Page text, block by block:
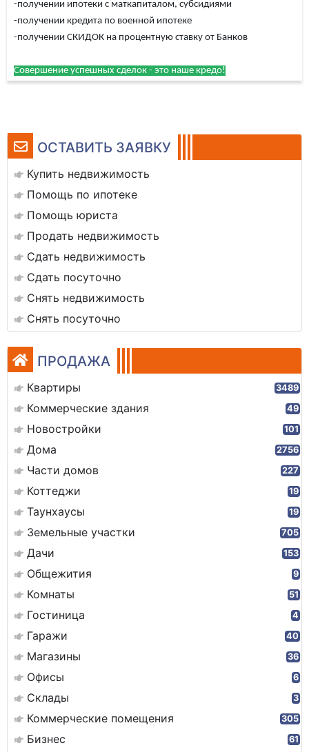
ОСТАВИТЬ ЗАЯВКУ
Купить недвижимость
Помощь по ипотеке
Помощь юриста
Продать недвижимость
Сдать недвижимость
Сдать посуточно
Снять недвижимость
Снять посуточно
ПРОДАЖА
Квартиры 3489
Коммерческие здания 49
Новостройки 101
Дома 2756
Части домов 227
Коттеджи 19
Таунхаусы 19
Земельные участки 705
Дачи 153
Общежития 9
Комнаты 51
Гостиница 4
Гаражи 40
Магазины 36
Офисы 6
Склады 3
Коммерческие помещения 305
Бизнес 61
-получении ипотеки с маткапиталом, субсидиями
-получении кредита по военной ипотеке
-получении СКИДОК на процентную ставку от Банков
Совершение успешных сделок - это наше кредо!